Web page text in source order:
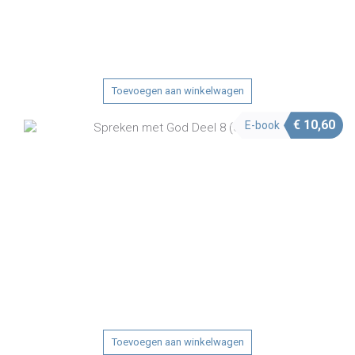
Toevoegen aan winkelwagen
E-book € 10,60
Toevoegen aan winkelwagen